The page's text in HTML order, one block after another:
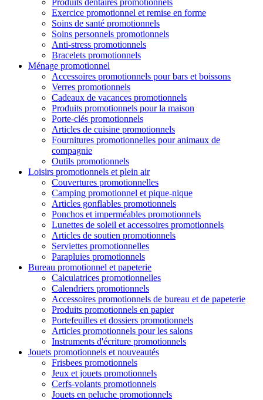
Produits dentaires promotionnels
Exercice promotionnel et remise en forme
Soins de santé promotionnels
Soins personnels promotionnels
Anti-stress promotionnels
Bracelets promotionnels
Ménage promotionnel
Accessoires promotionnels pour bars et boissons
Verres promotionnels
Cadeaux de vacances promotionnels
Produits promotionnels pour la maison
Porte-clés promotionnels
Articles de cuisine promotionnels
Fournitures promotionnelles pour animaux de
compagnie
Outils promotionnels
Loisirs promotionnels et plein air
Couvertures promotionnelles
Camping promotionnel et pique-nique
Articles gonflables promotionnels
Ponchos et imperméables promotionnels
Lunettes de soleil et accessoires promotionnels
Articles de soutien promotionnels
Serviettes promotionnelles
Parapluies promotionnels
Bureau promotionnel et papeterie
Calculatrices promotionnelles
Calendriers promotionnels
Accessoires promotionnels de bureau et de papeterie
Produits promotionnels en papier
Portefeuilles et dossiers promotionnels
Articles promotionnels pour les salons
Instruments d'écriture promotionnels
Jouets promotionnels et nouveautés
Frisbees promotionnels
Jeux et jouets promotionnels
Cerfs-volants promotionnels
Jouets en peluche promotionnels